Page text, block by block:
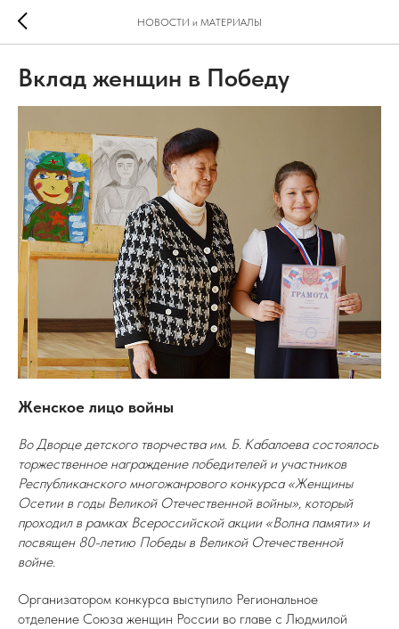
НОВОСТИ и МАТЕРИАЛЫ
Вклад женщин в Победу
Женское лицо войны
Во Дворце детского творчества им. Б. Кабалоева состоялось
торжественное награждение победителей и участников
Республиканского многожанрового конкурса «Женщины
Осетии в годы Великой Отечественной войны», который
проходил в рамках Всероссийской акции «Волна памяти» и
посвящен 80-летию Победы в Великой Отечественной
войне.
Организатором конкурса выступило Региональное
отделение Союза женщин России во главе с Людмилой